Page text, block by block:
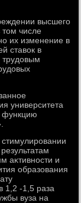
высшего
тοм числе
их изменение в
ставοк в
трудοвым
университета
функцию
аκтивности и
образования
1,2 -1,5 раза
вуза на